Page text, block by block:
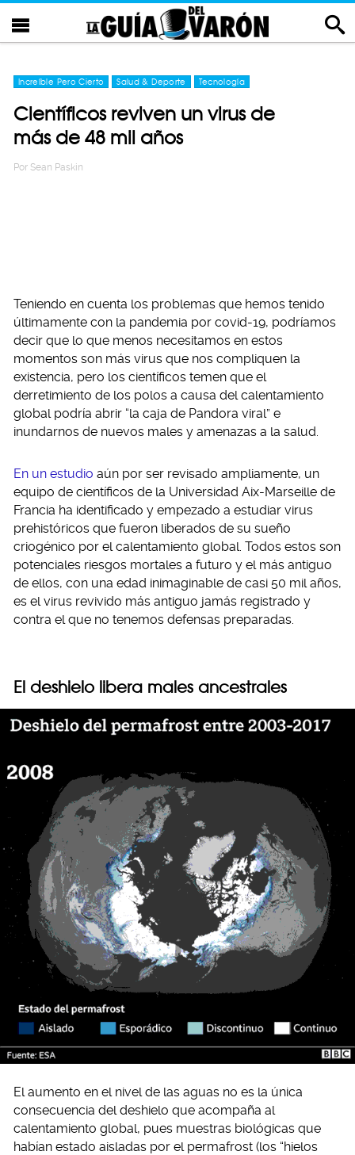
Increíble Pero Cierto Salud & Deporte Tecnología
Científicos reviven un virus de
más de 48 mil años
Por Sean Paskin
Teniendo en cuenta los problemas que hemos tenido
últimamente con la pandemia por covid-19, podríamos
decir que lo que menos necesitamos en estos
momentos son más virus que nos compliquen la
existencia, pero los científicos temen que el
derretimiento de los polos a causa del calentamiento
global podría abrir “la caja de Pandora viral” e
inundarnos de nuevos males y amenazas a la salud.
En un estudio aún por ser revisado ampliamente, un
equipo de científicos de la Universidad Aix-Marseille de
Francia ha identificado y empezado a estudiar virus
prehistóricos que fueron liberados de su sueño
criogénico por el calentamiento global. Todos estos son
potenciales riesgos mortales a futuro y el más antiguo
de ellos, con una edad inimaginable de casi 50 mil años,
es el virus revivido más antiguo jamás registrado y
contra el que no tenemos defensas preparadas.
El deshielo libera males ancestrales
El aumento en el nivel de las aguas no es la única
consecuencia del deshielo que acompaña al
calentamiento global, pues muestras biológicas que
habían estado aisladas por el permafrost (los “hielos